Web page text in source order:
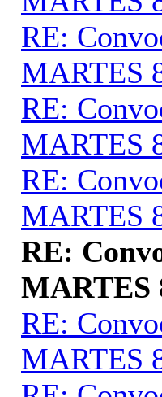
RE:
MARTES
RE:
MARTES
RE:
MARTES
RE:
MARTES
RE:
MARTES